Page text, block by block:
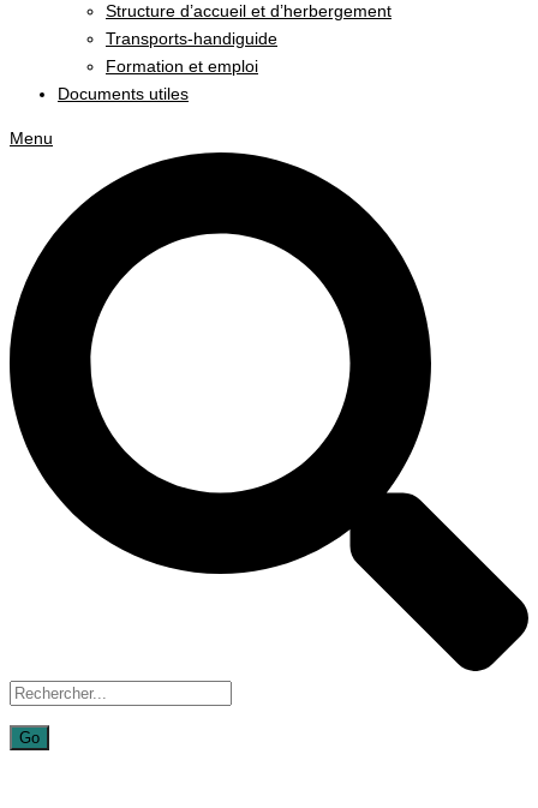
Structure d’accueil et d’herbergement
Transports-handiguide
Formation et emploi
Documents utiles
Menu